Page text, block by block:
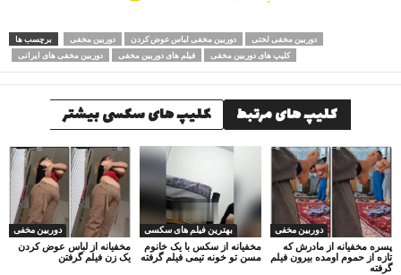
برچسب ها دوربین مخفی دوربین مخفی لباس عوض کردن
دوربین مخفی لختی
دوربین مخفی های ایرانی
فیلم های دوربین مخفی کلیپ های دوربین مخفی
کلیپ های مرتبط کلیپ های سکسی بیشتر
دوربین مخفی
مخفیانه از لباس عوض کردن
یک زن فیلم گرفتن
بهترین فیلم های سکسی
مخفیانه از سکس با یک خانوم
مسن تو خونه تیمی فیلم گرفته
دوربین مخفی
پسره مخفیانه از مادرش که
تازه از حموم اومده بیرون فیلم
گرفته